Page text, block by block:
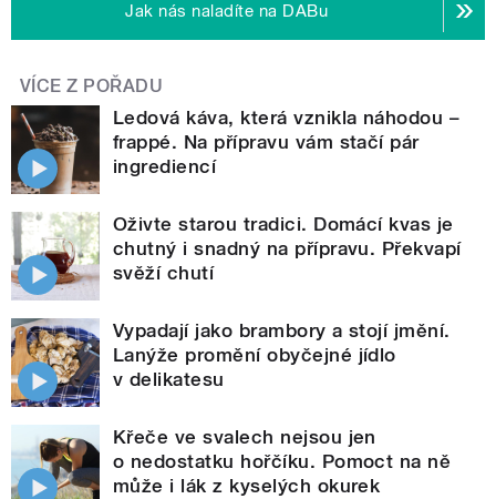
Jak nás naladíte na DABu
VÍCE Z POŘADU
Ledová káva, která vznikla náhodou –
frappé. Na přípravu vám stačí pár
ingrediencí
Oživte starou tradici. Domácí kvas je
chutný i snadný na přípravu. Překvapí
svěží chutí
Vypadají jako brambory a stojí jmění.
Lanýže promění obyčejné jídlo
v delikatesu
Křeče ve svalech nejsou jen
o nedostatku hořčíku. Pomoct na ně
může i lák z kyselých okurek